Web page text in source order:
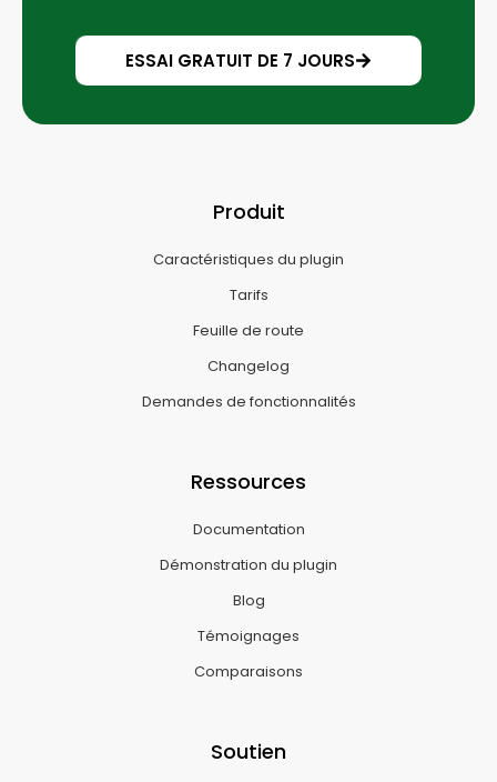
ESSAI GRATUIT DE 7 JOURS
Produit
Caractéristiques du plugin
Tarifs
Feuille de route
Changelog
Demandes de fonctionnalités
Ressources
Documentation
Démonstration du plugin
Blog
Témoignages
Comparaisons
Soutien